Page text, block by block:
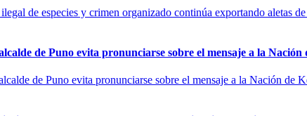
de Puno evita pronunciarse sobre el mensaje a la